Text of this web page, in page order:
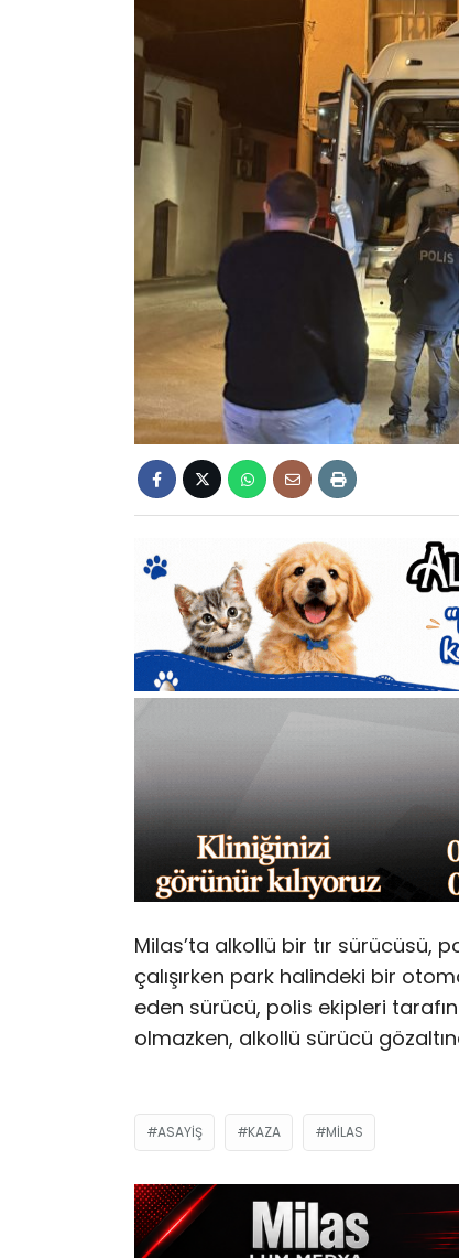
Milas’ta alkollü bir tır sürücüsü,
çalışırken park halindeki bir
eden sürücü, polis ekipleri
olmazken, alkollü sürücü
ASAYIŞ KAZA MILAS